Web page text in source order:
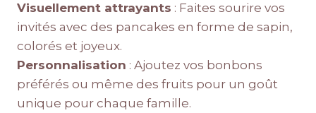
Visuellement attrayants : Faites sourire vos
invités avec des pancakes en forme de sapin,
colorés et joyeux.
Personnalisation : Ajoutez vos bonbons
préférés ou même des fruits pour un goût
unique pour chaque famille.